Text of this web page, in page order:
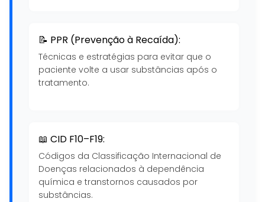
📝 PPR (Prevenção à Recaída):
Técnicas e estratégias para evitar que o
paciente volte a usar substâncias após o
tratamento.
📖 CID F10–F19:
Códigos da Classificação Internacional de
Doenças relacionados à dependência
química e transtornos causados por
substâncias.